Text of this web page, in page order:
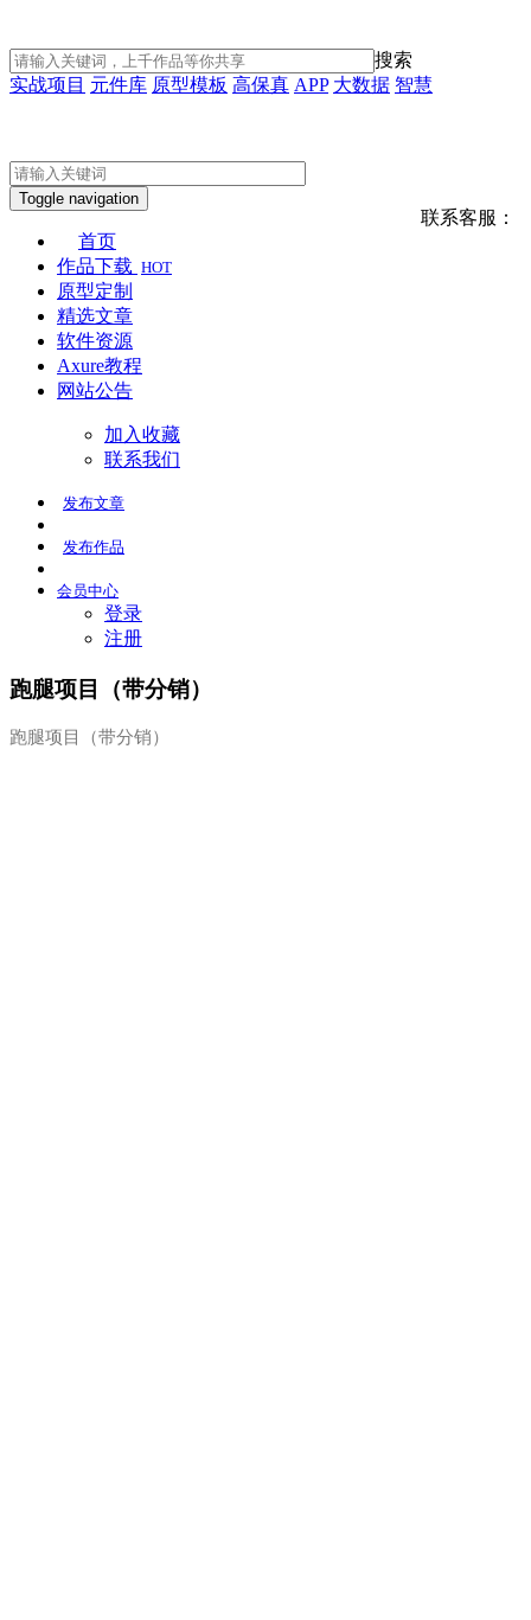
搜索
实战项目 元件库 原型模板 高保真 APP 大数据 智慧
联系客服：
Toggle navigation
首页
作品下载 HOT
原型定制
精选文章
软件资源
Axure教程
网站公告
加入收藏
联系我们
发布文章
发布作品
会员中心
登录
注册
跑腿项目（带分销）
跑腿项目（带分销）